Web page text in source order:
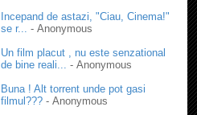
Incepand de astazi, "Ciau, Cinema!"
se r... - Anonymous
Un film placut , nu este senzational
de bine reali... - Anonymous
Buna ! Alt torrent unde pot gasi
filmul??? - Anonymous